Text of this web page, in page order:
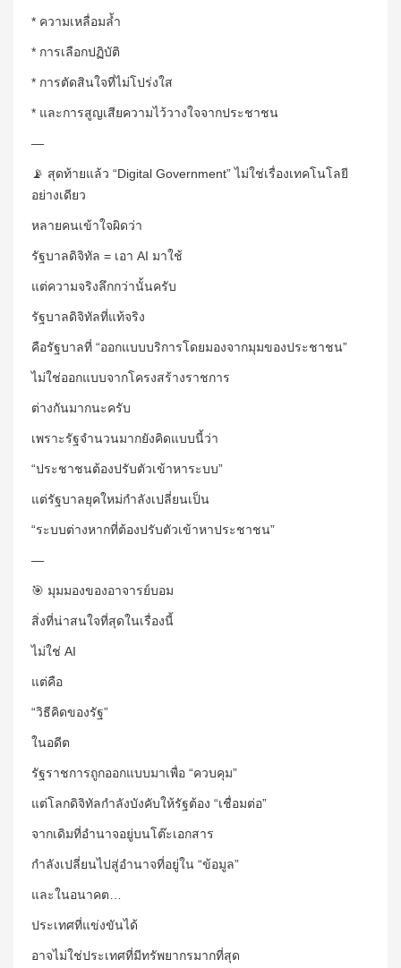
* ความเหลื่อมล้ำ
* การเลือกปฏิบัติ
* การตัดสินใจที่ไม่โปร่งใส
* และการสูญเสียความไว้วางใจจากประชาชน
—
📡 สุดท้ายแล้ว “Digital Government” ไม่ใช่เรื่องเทคโนโลยี
อย่างเดียว
หลายคนเข้าใจผิดว่า
รัฐบาลดิจิทัล = เอา AI มาใช้
แต่ความจริงลึกกว่านั้นครับ
รัฐบาลดิจิทัลที่แท้จริง
คือรัฐบาลที่ “ออกแบบบริการโดยมองจากมุมของประชาชน”
ไม่ใช่ออกแบบจากโครงสร้างราชการ
ต่างกันมากนะครับ
เพราะรัฐจำนวนมากยังคิดแบบนี้ว่า
“ประชาชนต้องปรับตัวเข้าหาระบบ”
แต่รัฐบาลยุคใหม่กำลังเปลี่ยนเป็น
“ระบบต่างหากที่ต้องปรับตัวเข้าหาประชาชน”
—
🎯 มุมมองของอาจารย์บอม
สิ่งที่น่าสนใจที่สุดในเรื่องนี้
ไม่ใช่ AI
แต่คือ
“วิธีคิดของรัฐ”
ในอดีต
รัฐราชการถูกออกแบบมาเพื่อ “ควบคุม”
แต่โลกดิจิทัลกำลังบังคับให้รัฐต้อง “เชื่อมต่อ”
จากเดิมที่อำนาจอยู่บนโต๊ะเอกสาร
กำลังเปลี่ยนไปสู่อำนาจที่อยู่ใน “ข้อมูล”
และในอนาคต…
ประเทศที่แข่งขันได้
อาจไม่ใช่ประเทศที่มีทรัพยากรมากที่สุด